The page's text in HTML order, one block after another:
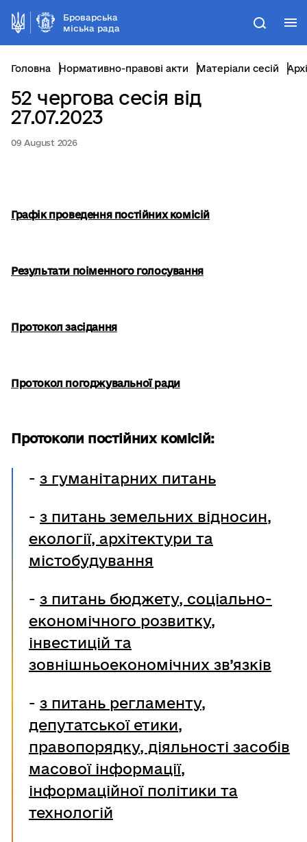
Броварська
міська рада
Пошук
Головна Нормативно-правові акти Матеріали сесій
52 чергова сесія від
27.07.2023
09 August 2026
Графік проведення постійних комісій
Результати поіменного голосування
Протокол засідання
Протокол погоджувальної ради
Протоколи постійних комісій:
- з гуманітарних питань
- з питань земельних відносин,
екології, архітектури та
містобудування
- з питань бюджету, соціально-
економічного розвитку,
інвестицій та
зовнішньоекономічних зв’язків
- з питань регламенту,
депутатської етики,
правопорядку, діяльності засобів
масової інформації,
інформаційної політики та
технологій